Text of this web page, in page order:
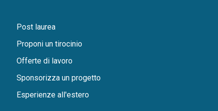
Post laurea
Proponi un tirocinio
Offerte di lavoro
Sponsorizza un progetto
Esperienze all'estero